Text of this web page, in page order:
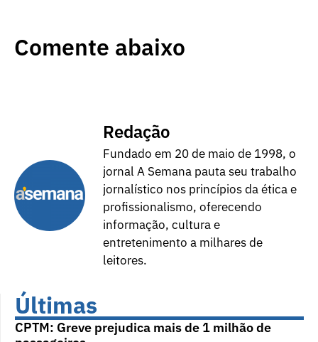
Comente abaixo
Redação
Fundado em 20 de maio de 1998, o
jornal A Semana pauta seu trabalho
jornalístico nos princípios da ética e
profissionalismo, oferecendo
informação, cultura e
entretenimento a milhares de
leitores.
Últimas
CPTM: Greve prejudica mais de 1 milhão de